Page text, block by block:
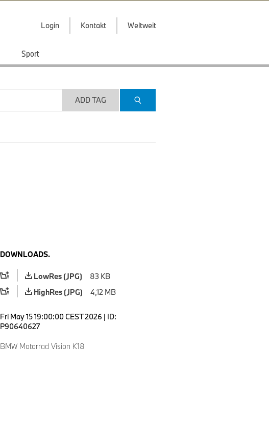
Login Kontakt Weltweit
Sport
ADD TAG
DOWNLOADS.
LowRes (JPG)
83 KB
HighRes (JPG)
4,12 MB
Fri May 15 19:00:00 CEST 2026 | ID:
P90640627
BMW Motorrad Vision K18